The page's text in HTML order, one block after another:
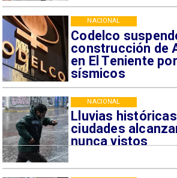
Codelco
construcción de
en El Teniente
sísmicos
NACIONAL
Lluvias
ciudades
nunca vistos
NACIONAL